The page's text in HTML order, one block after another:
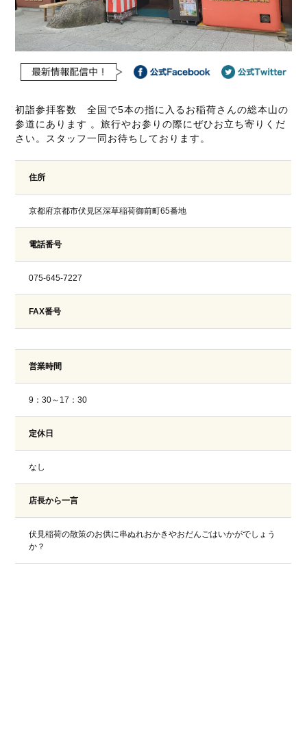
初詣参拝客数 全国で5本の指に入るお稲荷さんの総本山の
参道にあります 。旅行やお参りの際にぜひお立ち寄りくだ
さい。スタッフ一同お待ちしております。
住所
京都府京都市伏見区深草稲荷御前町65番地
電話番号
075-645-7227
FAX番号
営業時間
9：30～17：30
定休日
なし
店長から一言
伏見稲荷の散策のお供に串ぬれおかきやおだんごはいかがでしょう
か？